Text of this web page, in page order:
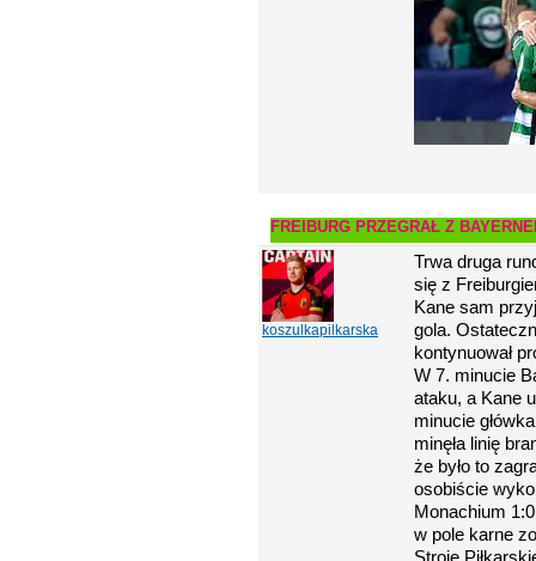
FREIBURG PRZEGRAŁ Z
koszulkapilkarska
Trwa druga
się z
Kane sam
gola.
kontynuował
W 7. minucie
ataku, a Kane
minucie
minęła linię
że było to
osobiście
Monachium
w pole karne
Stroje